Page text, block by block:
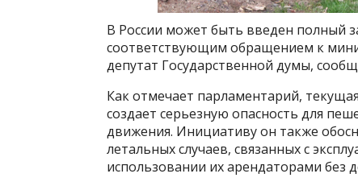
В России может быть введен полный
соответствующим обращением к
депутат Государственной думы,
Как отмечает парламентарий,
создает серьезную опасность для
движения. Инициативу он также
летальных случаев, связанных с
использовании их арендаторами без